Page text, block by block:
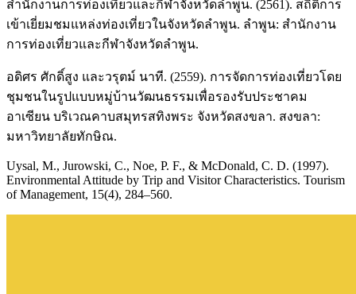
สำนักงานการท่องเที่ยวและกีฬาจังหวัดลำพูน. (2561). สถิติการ
เข้าเยี่ยมชมแหล่งท่องเที่ยวในจังหวัดลำพูน. ลำพูน: สำนักงาน
การท่องเที่ยวและกีฬาจังหวัดลำพูน.
อดิศร ศักดิ์สูง และวรุตม์ นาที. (2559). การจัดการท่องเที่ยวโดย
ชุมชนในรูปแบบหมู่บ้านวัฒนธรรมเพื่อรองรับประชาคม
อาเซียน บริเวณคาบสมุทรสทิงพระ จังหวัดสงขลา. สงขลา:
มหาวิทยาลัยทักษิณ.
Uysal, M., Jurowski, C., Noe, P. F., & McDonald, C. D. (1997).
Environmental Attitude by Trip and Visitor Characteristics. Tourism
of Management, 15(4), 284–560.